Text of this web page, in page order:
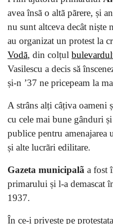
avea însã o altã pãrere, și
nu sunt altceva decât niște
au organizat un protest la
Vodã, din colțul
Vasilescu a decis să
și-n ’37 ne pricepeam la
A strâns alți câțiva oameni
cu cele mai bune gânduri
publice pentru amenajarea
și alte lucrãri edilitare.
Gazeta municipalã a fost
primarului și l-a demascat
1937.
În ce-i privește pe